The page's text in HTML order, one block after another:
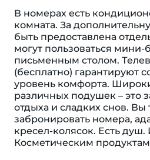
В номерах есть
комната. За
быть предоставлена
могут пользоваться мини-
письменным столом.
(бесплатно) гарантируют
уровень комфорта.
различных подушек – это
отдыха и сладких снов.
забронировать номера,
кресел-колясок. Eсть
Косметическим